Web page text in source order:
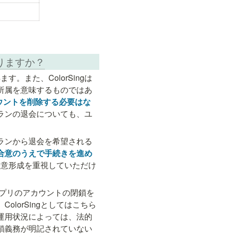
すか？
す。また、ColorSingは
属を意味するものではあ
トを削除する必要はな
ンの退会についても、ユ
から退会を希望される
意のうえで手続きを進め
形成を重視していただけ
リのアカウントの閉鎖を
ColorSingとしてはこちら
用状況によっては、法的
義務が明記されていない